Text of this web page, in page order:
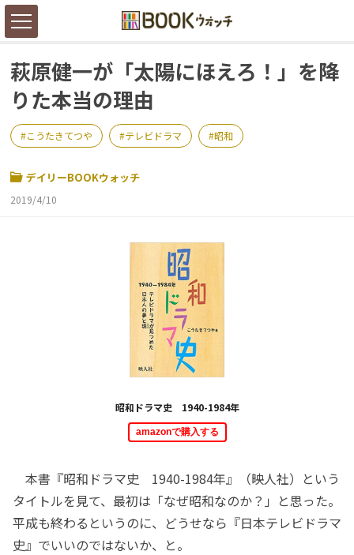
萩原健一が「太陽にほえろ！」を降
りた本当の理由
こうたきてつや テレビドラマ 昭和
デイリーBOOKウォッチ
2019/4/10
昭和ドラマ史 1940-1984年
amazonで購入する
本書『昭和ドラマ史 1940-1984年』（映人社）という
タイトルを見て、最初は「なぜ昭和なのか？」と思った。
平成も終わるというのに、どうせなら『日本テレビドラマ
史』でいいのではないか、と。